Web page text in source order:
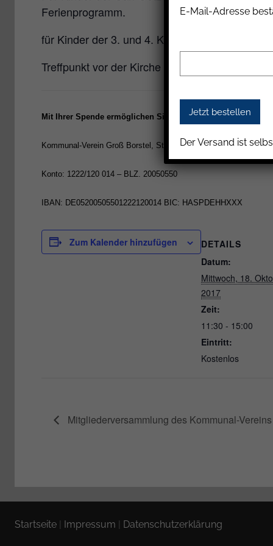
Ferienprogramm.
für Kinder der 3. und 4. Klasse
Treffpunkt vor der Kirche St. Peter,
Mit Ihrer Spende ermöglichen Sie zukünftige KuKuK-
Kommunal-Verein Groß Borstel, Stichwort: KuKuK
Konto: 1222/120 014 – BLZ. 20050550
IBAN: DE05200505501222120014 BIC: HASPDEHHXXX
Zum Kalender hinzufügen
DETAILS
Datum:
Mittwoch, 18.
2017
Zeit:
11:30 - 15:00
Eintritt:
Kostenlos
Mitgliederversammlung des Kommunal-Vereins
Startseite | Impressum | Datenschutzerklärung
E-Mail-Adresse
Der Versand ist